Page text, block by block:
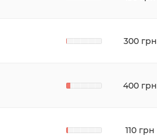
300 грн
400 грн
110 грн